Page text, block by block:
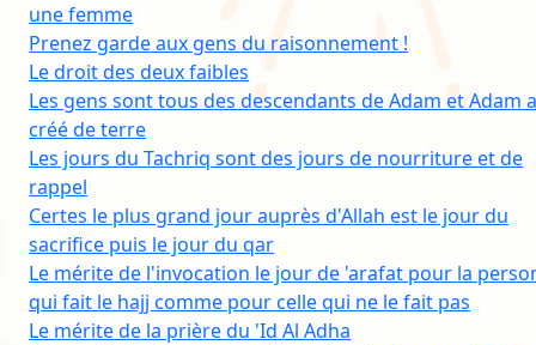
une femme
Prenez garde aux gens du raisonnement !
Le droit des deux faibles
Les gens sont tous des descendants de Adam et Adam
créé de terre
Les jours du Tachriq sont des jours de nourriture et de
rappel
Certes le plus grand jour auprès d'Allah est le jour du
sacrifice puis le jour du qar
Le mérite de l'invocation le jour de 'arafat pour la
qui fait le hajj comme pour celle qui ne le fait pas
Le mérite de la prière du 'Id Al Adha